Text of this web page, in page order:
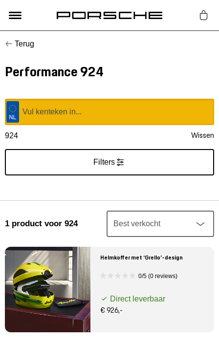
Lifestyle
Auto Accessoires
Classic
Nieuw
Mijn account
Klantenservice
Meer Porsche
Porsche informatie
Terug
Performance 924
924 Wissen
Filters
1 product voor 924
Helmkoffer met ‘Grello’-design
0/5 (0 reviews)
Direct leverbaar
€ 926,-